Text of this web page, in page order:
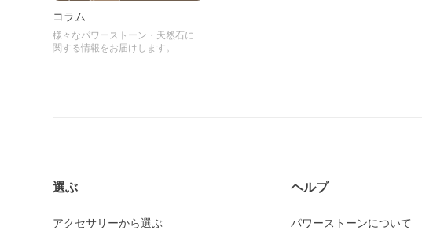
コラム
様々なパワーストーン・天然石に
関する情報をお届けします。
選ぶ
アクセサリーから選ぶ
ヘルプ
パワーストーンについて